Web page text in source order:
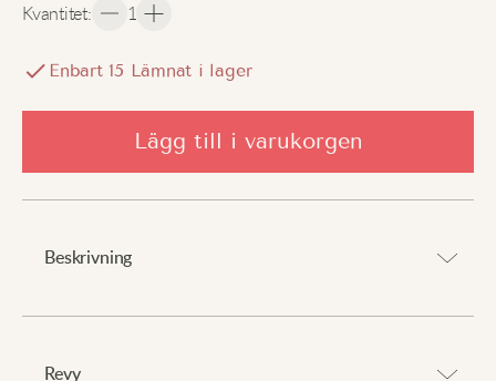
Kvantitet: 1
Enbart 15 Lämnat i lager
Lägg till i varukorgen
Beskrivning
Revy